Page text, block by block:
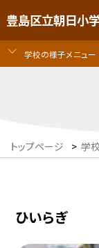
豊島区立朝日小
学校の様子メニュー
トップページ > 学
ひいらぎ